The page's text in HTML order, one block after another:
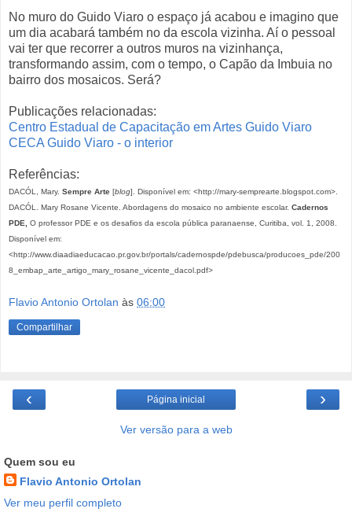
No muro do Guido Viaro o espaço já acabou e imagino que
um dia acabará também no da escola vizinha. Aí o pessoal
vai ter que recorrer a outros muros na vizinhança,
transformando assim, com o tempo, o Capão da Imbuia no
bairro dos mosaicos. Será?
Publicações relacionadas:
Centro Estadual de Capacitação em Artes Guido Viaro
CECA Guido Viaro - o interior
Referências:
DACÓL, Mary. Sempre Arte [blog]. Disponível em: <http://mary-semprearte.blogspot.com>.
DACÓL. Mary Rosane Vicente. Abordagens do mosaico no ambiente escolar. Cadernos
PDE,
O professor PDE e os desafios da escola pública paranaense, Curitiba, vol. 1, 2008.
Disponível em:
<http://www.diaadiaeducacao.pr.gov.br/portals/cadernospde/pdebusca/producoes_pde/200
8_embap_arte_artigo_mary_rosane_vicente_dacol.pdf>
Flavio Antonio Ortolan às 06:00
Compartilhar
‹ ›
Página inicial
Ver versão para a web
Quem sou eu
Flavio Antonio Ortolan
Ver meu perfil completo